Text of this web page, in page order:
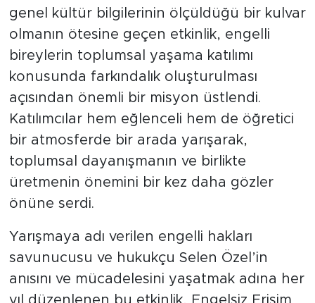
beğenisini kazandı. Sadece akademik ya da
genel kültür bilgilerinin ölçüldüğü bir kulvar
olmanın ötesine geçen etkinlik, engelli
bireylerin toplumsal yaşama katılımı
konusunda farkındalık oluşturulması
açısından önemli bir misyon üstlendi.
Katılımcılar hem eğlenceli hem de öğretici
bir atmosferde bir arada yarışarak,
toplumsal dayanışmanın ve birlikte
üretmenin önemini bir kez daha gözler
Yarışmaya adı verilen engelli hakları
savunucusu ve hukukçu Selen Özel’in
anısını ve mücadelesini yaşatmak adına her